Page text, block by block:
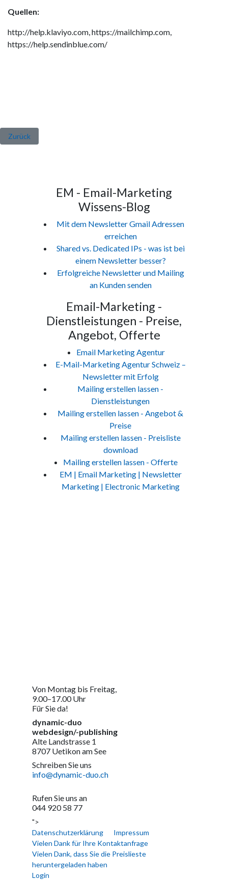
Quellen:
http://help.klaviyo.com,https://mailchimp.com,
https://help.sendinblue.com/
Vorheriger Beitrag: Shared vs. Dedicated IPs
Zurück
EM - Email-Marketing
Wissens-Blog
Mit dem Newsletter Gmail Adressen
erreichen
Shared vs. Dedicated IPs - was ist bei
einem Newsletter besser?
Erfolgreiche Newsletter und Mailing
an Kunden senden
Email-Marketing -
Dienstleistungen - Preise,
Angebot, Offerte
Email Marketing Agentur
E-Mail-Marketing Agentur Schweiz –
Newsletter mit Erfolg
Mailing erstellen lassen -
Dienstleistungen
Mailing erstellen lassen - Angebot &
Preise
Mailing erstellen lassen - Preisliste
download
Mailing erstellen lassen - Offerte
EM | Email Marketing | Newsletter
Marketing | Electronic Marketing
Von Montag bis Freitag,
9.00–17.00 Uhr
Für Sie da!
dynamic-duo
webdesign/-publishing
Alte Landstrasse 1
8707 Uetikon am See
Schreiben Sie uns
info@dynamic-duo.ch
Rufen Sie uns an
044 920 58 77
">
Datenschutzerklärung
Impressum
Vielen Dank für Ihre Kontaktanfrage
Vielen Dank, dass Sie die Preislieste
heruntergeladen haben
Login